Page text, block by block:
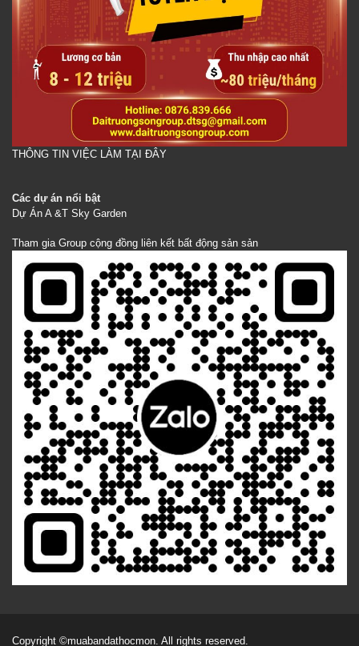
THÔNG TIN VIỆC LÀM TẠI ĐÂY
Các dự án nổi bật
Dự Án A &T Sky Garden
Tham gia Group cộng đồng liên kết bất động sản sản
Copyright ©muabandathocmon. All rights reserved.